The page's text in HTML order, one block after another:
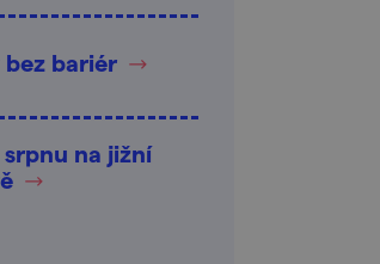
bariér
srpnu na jižní